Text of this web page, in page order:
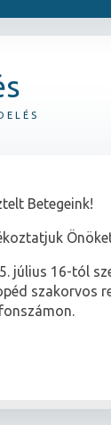
Betegeink!
július 16-tól
szakorvos